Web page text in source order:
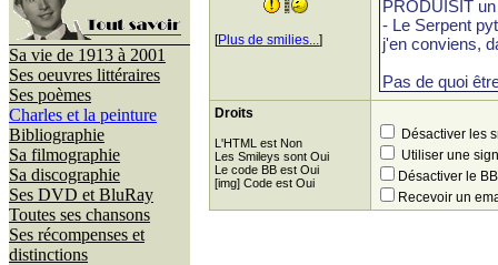
Sa vie de 1913 à 2001
Ses oeuvres littéraires
Ses poèmes
Charles et la peinture
Bibliographie
Sa filmographie
Sa discographie
Ses DVD et BluRay
Toutes ses chansons
Ses récompenses et
distinctions
[Plus de smilies...]
Droits
L'HTML est Non
Les Smileys sont Oui
Le code BB est Oui
[img] Code est Oui
Désactiver les
Utiliser une
Désactiver le
Recevoir un